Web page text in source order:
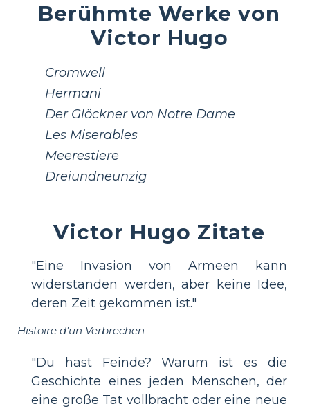
Berühmte Werke von
Victor Hugo
Cromwell
Hermani
Der Glöckner von Notre Dame
Les Miserables
Meerestiere
Dreiundneunzig
Victor Hugo Zitate
"Eine Invasion von Armeen kann
widerstanden werden, aber keine Idee,
deren Zeit gekommen ist."
Histoire d'un Verbrechen
"Du hast Feinde? Warum ist es die
Geschichte eines jeden Menschen, der
eine große Tat vollbracht oder eine neue